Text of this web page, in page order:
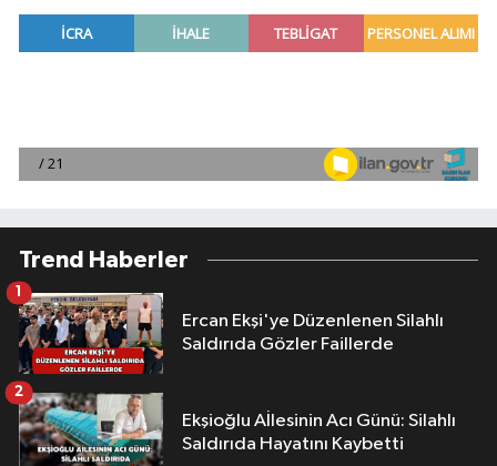
Trend Haberler
Ercan Ekşi'ye Düzenlenen Silahlı
Saldırıda Gözler Faillerde
1
Ekşioğlu Aİlesinin Acı Günü: Silahlı
Saldırıda Hayatını Kaybetti
2